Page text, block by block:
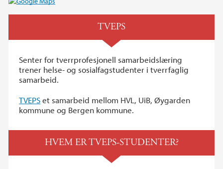
TVEPS
Senter for tverrprofesjonell samarbeidslæring
trener helse- og sosialfagstudenter i tverrfaglig
samarbeid.
TVEPSet samarbeid mellom HVL, UiB, Øygarden
kommune og Bergen kommune.
HVEM ER TVEPS-STUDENTER?